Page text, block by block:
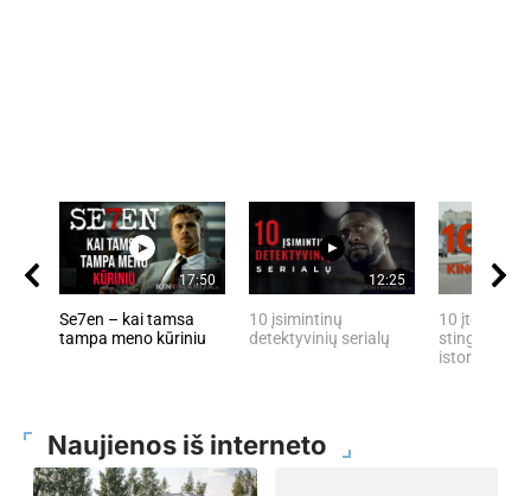
17:50
Se7en – kai tamsa
tampa meno kūriniu
12:25
10 įsimintinų
detektyvinių serialų
10 įtemptų,
stingdančių
istorijų
Naujienos iš interneto